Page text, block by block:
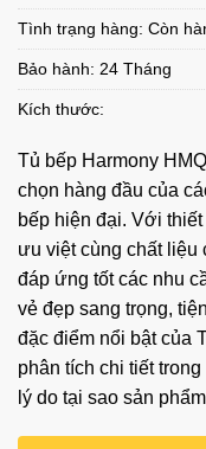
Tình trạng hàng: Còn
Bảo hành: 24 Tháng
Kích thước:
Tủ bếp Harmony
chọn hàng đầu của
bếp hiện đại. Với
ưu việt cùng chất liệu
đáp ứng tốt các nhu
vẻ đẹp sang trọng,
đặc điểm nổi bật của
phân tích chi tiết
lý do tại sao sản